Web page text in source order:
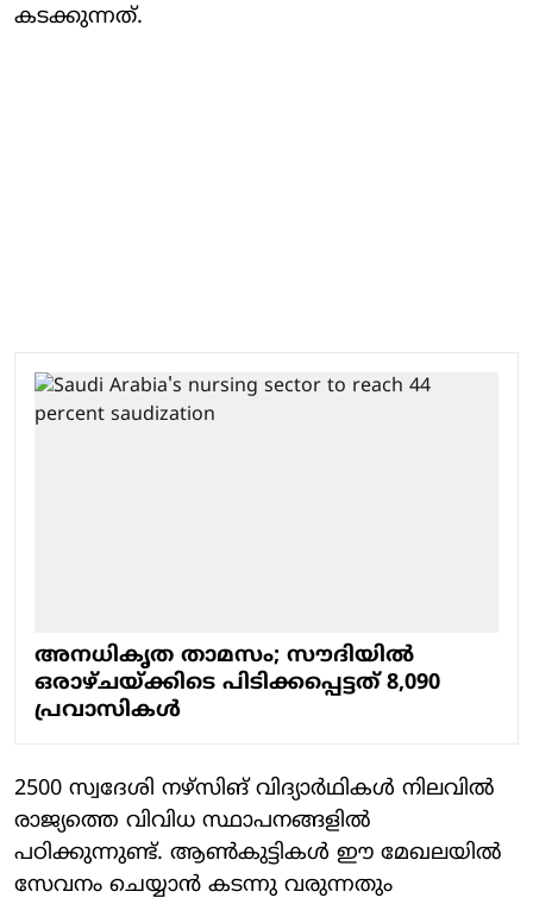
കടക്കുന്നത്.
അനധികൃത താമസം; സൗദിയില്‍
ഒരാഴ്ചയ്ക്കിടെ പിടിക്കപ്പെട്ടത് 8,090
പ്രവാസികള്‍
2500 സ്വദേശി നഴ്‌സിങ് വിദ്യാര്‍ഥികള്‍ നിലവില്‍
രാജ്യത്തെ വിവിധ സ്ഥാപനങ്ങളില്‍
പഠിക്കുന്നുണ്ട്. ആണ്‍കുട്ടികള്‍ ഈ മേഖലയില്‍
സേവനം ചെയ്യാന്‍ കടന്നു വരുന്നതും